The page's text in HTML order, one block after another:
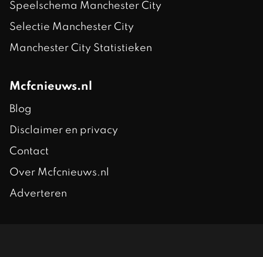
Speelschema Manchester City
Selectie Manchester City
Manchester City Statistieken
Mcfcnieuws.nl
Blog
Disclaimer en privacy
Contact
Over Mcfcnieuws.nl
Adverteren